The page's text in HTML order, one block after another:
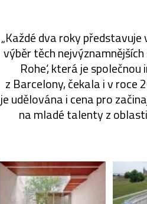
„Každé dva roky představuje
výběr těch
Rohe‘, která je
z Barcelony, čekala i v roce
je udělována i cena pro
na mladé talenty z